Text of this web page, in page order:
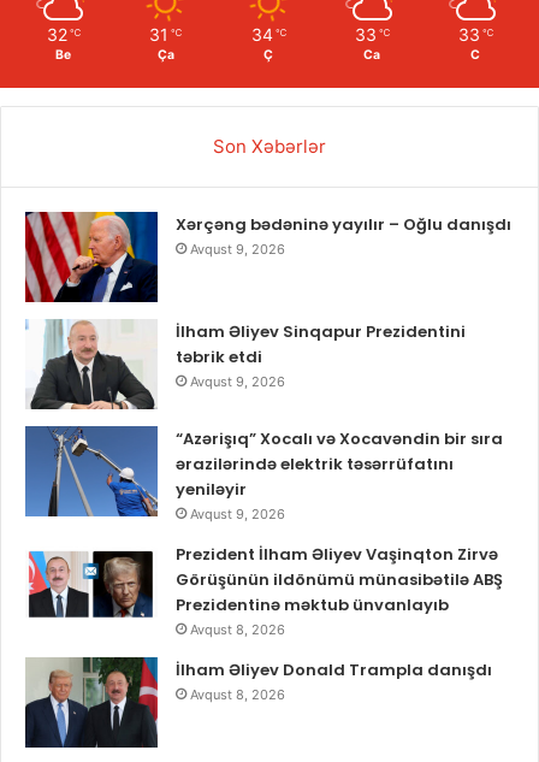
32 ℃
Be
31 ℃
Ça
34 ℃
Ç
33 ℃
Ca
33 ℃
C
Son Xəbərlər
Xərçəng bədəninə yayılır – Oğlu danışdı
Avqust 9, 2026
İlham Əliyev Sinqapur Prezidentini
təbrik etdi
Avqust 9, 2026
“Azərişıq” Xocalı və Xocavəndin bir sıra
ərazilərində elektrik təsərrüfatını
yeniləyir
Avqust 9, 2026
Prezident İlham Əliyev Vaşinqton Zirvə
Görüşünün ildönümü münasibətilə ABŞ
Prezidentinə məktub ünvanlayıb
Avqust 8, 2026
İlham Əliyev Donald Trampla danışdı
Avqust 8, 2026